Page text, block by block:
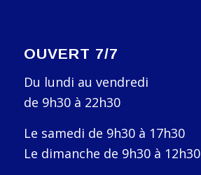
OUVERT 7/7
Du lundi au vendredi
de 9h30 à 22h30
Le samedi de 9h30 à 17h30
Le dimanche de 9h30 à 12h30